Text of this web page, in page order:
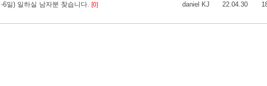
6일) 일하실 남자분 찾습니다. [0] daniel KJ 22.04.30